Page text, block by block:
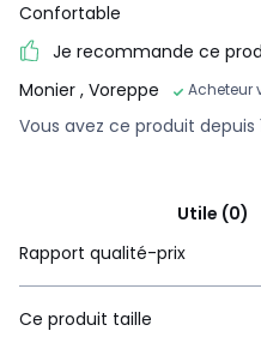
Confortable
Je recommande ce
Monier , Voreppe Acheteur
Vous avez ce produit depuis
Utile (0)
Rapport qualité-prix
Ce produit taille